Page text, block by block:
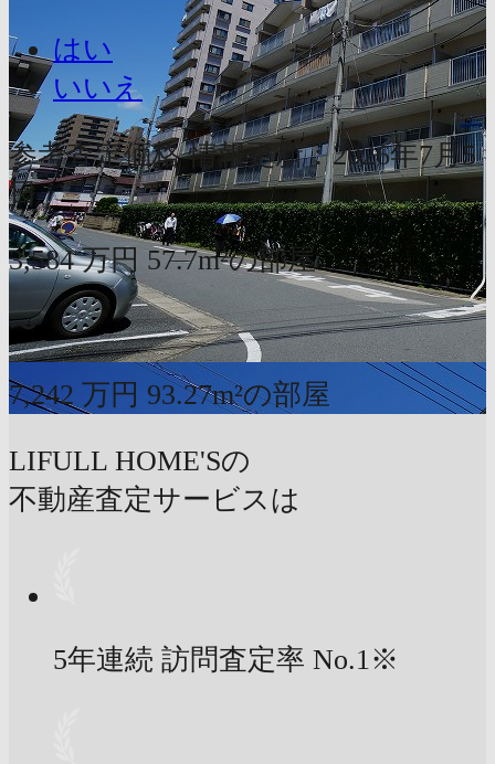
はい
いいえ
参考査定価格 情報更新：2026年7月5
日
3,584 万円 57.7m²の部屋
〜
7,242 万円 93.27m²の部屋
LIFULL HOME'Sの
不動産査定サービスは
5年連続 訪問査定率 No.1※